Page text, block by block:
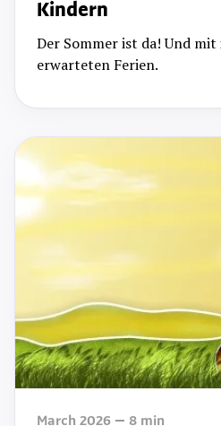
Kindern
Der Sommer ist da! Und
erwarteten Ferien.
March 2026 8 min